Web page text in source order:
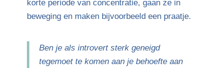
korte periode van concentratie, gaan ze in
beweging en maken bijvoorbeeld een praatje.
Ben je als introvert sterk geneigd
tegemoet te komen aan je behoefte aan